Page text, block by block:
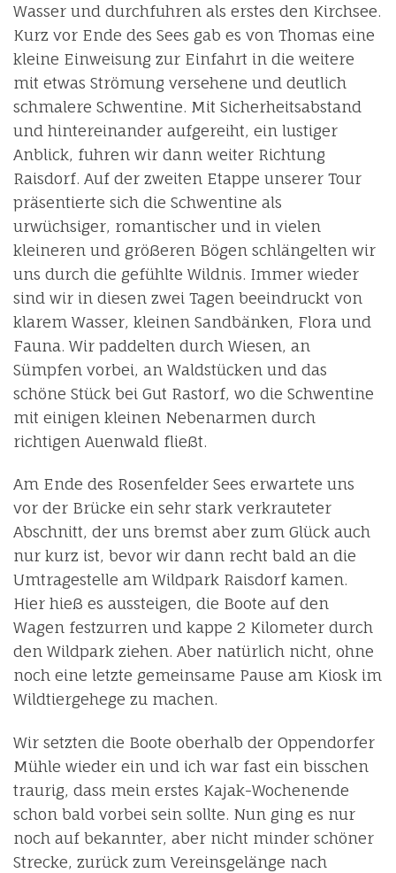
Wasser und durchfuhren als erstes den Kirchsee.
Kurz vor Ende des Sees gab es von Thomas eine
kleine Einweisung zur Einfahrt in die weitere
mit etwas Strömung versehene und deutlich
schmalere Schwentine. Mit Sicherheitsabstand
und hintereinander aufgereiht, ein lustiger
Anblick, fuhren wir dann weiter Richtung
Raisdorf. Auf der zweiten Etappe unserer Tour
präsentierte sich die Schwentine als
urwüchsiger, romantischer und in vielen
kleineren und größeren Bögen schlängelten wir
uns durch die gefühlte Wildnis. Immer wieder
sind wir in diesen zwei Tagen beeindruckt von
klarem Wasser, kleinen Sandbänken, Flora und
Fauna. Wir paddelten durch Wiesen, an
Sümpfen vorbei, an Waldstücken und das
schöne Stück bei Gut Rastorf, wo die Schwentine
mit einigen kleinen Nebenarmen durch
richtigen Auenwald fließt.
Am Ende des Rosenfelder Sees erwartete uns
vor der Brücke ein sehr stark verkrauteter
Abschnitt, der uns bremst aber zum Glück auch
nur kurz ist, bevor wir dann recht bald an die
Umtragestelle am Wildpark Raisdorf kamen.
Hier hieß es aussteigen, die Boote auf den
Wagen festzurren und kappe 2 Kilometer durch
den Wildpark ziehen. Aber natürlich nicht, ohne
noch eine letzte gemeinsame Pause am Kiosk im
Wildtiergehege zu machen.
Wir setzten die Boote oberhalb der Oppendorfer
Mühle wieder ein und ich war fast ein bisschen
traurig, dass mein erstes Kajak-Wochenende
schon bald vorbei sein sollte. Nun ging es nur
noch auf bekannter, aber nicht minder schöner
Strecke, zurück zum Vereinsgelänge nach